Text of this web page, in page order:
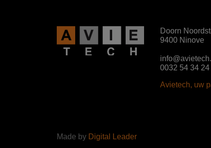
Doorn
9400 Ninove
0032 54 34 24
Avietech, uw
Made by Digital Leader